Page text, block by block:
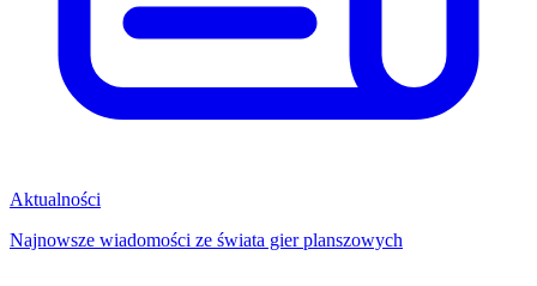
Aktualności
Najnowsze wiadomości ze świata gier planszowych